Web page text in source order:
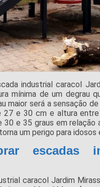
industrial caracol
mínima de um degrau
maior será a sensação
e 30 cm e altura
e 35 graus em relação
um perigo para idosos
escadas
caracol Jardim